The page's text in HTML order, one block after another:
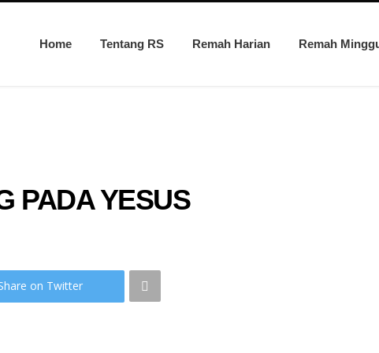
Home Tentang RS Remah Harian Remah
PADA YESUS
on Twitter